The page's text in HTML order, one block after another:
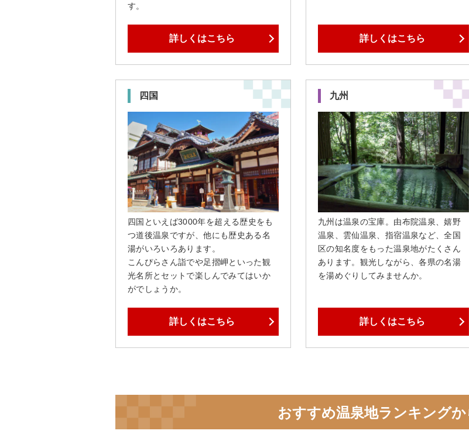
す。
詳しくはこちら 詳しくはこちら
四国
四国といえば3000年を超える歴史をも
つ道後温泉ですが、他にも歴史ある名
湯がいろいろあります。
こんぴらさん詣でや足摺岬といった観
光名所とセットで楽しんでみてはいか
がでしょうか。
詳しくはこちら
九州
九州は温泉の宝庫。由布院温泉、嬉野
温泉、雲仙温泉、指宿温泉など、全国
区の知名度をもった温泉地がたくさん
あります。観光しながら、各県の名湯
を湯めぐりしてみませんか。
詳しくはこちら
おすすめ温泉地ランキング